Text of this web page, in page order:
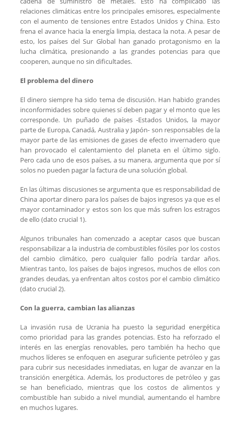
relaciones climáticas entre los principales emisores, especialmente
con el aumento de tensiones entre Estados Unidos y China. Esto
frena el avance hacia la energía limpia, destaca la nota. A pesar de
esto, los países del Sur Global han ganado protagonismo en la
lucha climática, presionando a las grandes potencias para que
cooperen, aunque no sin dificultades.
El problema del dinero
El dinero siempre ha sido tema de discusión. Han habido grandes
inconformidades sobre quienes sí deben pagar y el monto que les
corresponde. Un puñado de países -Estados Unidos, la mayor
parte de Europa, Canadá, Australia y Japón- son responsables de la
mayor parte de las emisiones de gases de efecto invernadero que
han provocado el calentamiento del planeta en el último siglo.
Pero cada uno de esos países, a su manera, argumenta que por sí
solos no pueden pagar la factura de una solución global.
En las últimas discusiones se argumenta que es responsabilidad de
China aportar dinero para los países de bajos ingresos ya que es el
mayor contaminador y estos son los que más sufren los estragos
de ello (dato crucial 1).
Algunos tribunales han comenzado a aceptar casos que buscan
responsabilizar a la industria de combustibles fósiles por los costos
del cambio climático, pero cualquier fallo podría tardar años.
Mientras tanto, los países de bajos ingresos, muchos de ellos con
grandes deudas, ya enfrentan altos costos por el cambio climático
(dato crucial 2).
Con la guerra, cambian las alianzas
La invasión rusa de Ucrania ha puesto la seguridad energética
como prioridad para las grandes potencias. Esto ha reforzado el
interés en las energías renovables, pero también ha hecho que
muchos líderes se enfoquen en asegurar suficiente petróleo y gas
para cubrir sus necesidades inmediatas, en lugar de avanzar en la
transición energética. Además, los productores de petróleo y gas
se han beneficiado, mientras que los costos de alimentos y
combustible han subido a nivel mundial, aumentando el hambre
en muchos lugares.